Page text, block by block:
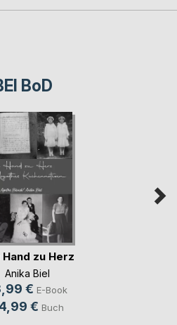
BoD
Hand zu Herz
Anika Biel
€ E-Book
€ Buch